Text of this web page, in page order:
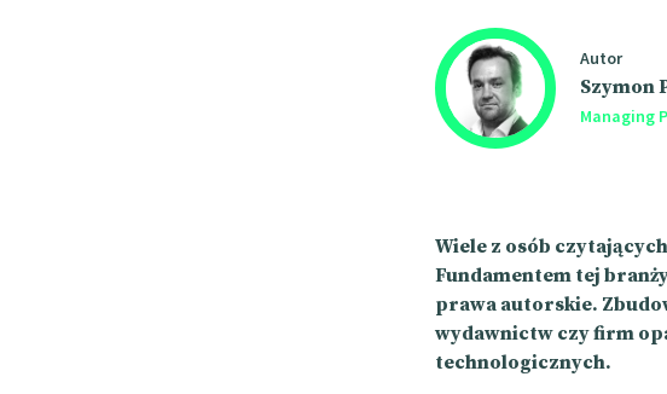
Autor
Szymon
Managing
Wiele z osób
Fundamentem tej
prawa autorskie.
wydawnictw czy firm
technologicznych.